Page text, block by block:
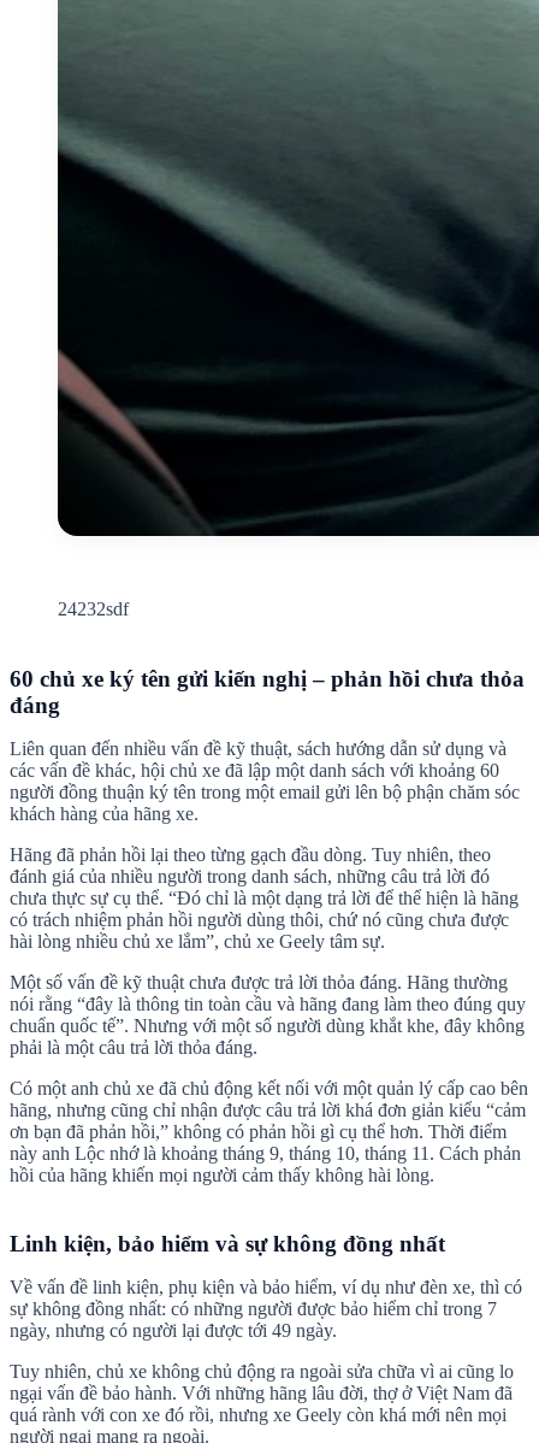
24232sdf
60 chủ xe ký tên gửi kiến nghị – phản hồi chưa thỏa
đáng
Liên quan đến nhiều vấn đề kỹ thuật, sách hướng dẫn sử dụng và
các vấn đề khác, hội chủ xe đã lập một danh sách với khoảng 60
người đồng thuận ký tên trong một email gửi lên bộ phận chăm sóc
khách hàng của hãng xe.
Hãng đã phản hồi lại theo từng gạch đầu dòng. Tuy nhiên, theo
đánh giá của nhiều người trong danh sách, những câu trả lời đó
chưa thực sự cụ thể. “Đó chỉ là một dạng trả lời để thể hiện là hãng
có trách nhiệm phản hồi người dùng thôi, chứ nó cũng chưa được
hài lòng nhiều chủ xe lắm”, chủ xe Geely tâm sự.
Một số vấn đề kỹ thuật chưa được trả lời thỏa đáng. Hãng thường
nói rằng “đây là thông tin toàn cầu và hãng đang làm theo đúng quy
chuẩn quốc tế”. Nhưng với một số người dùng khắt khe, đây không
phải là một câu trả lời thỏa đáng.
Có một anh chủ xe đã chủ động kết nối với một quản lý cấp cao bên
hãng, nhưng cũng chỉ nhận được câu trả lời khá đơn giản kiểu “cảm
ơn bạn đã phản hồi,” không có phản hồi gì cụ thể hơn. Thời điểm
này anh Lộc nhớ là khoảng tháng 9, tháng 10, tháng 11. Cách phản
hồi của hãng khiến mọi người cảm thấy không hài lòng.
Linh kiện, bảo hiểm và sự không đồng nhất
Về vấn đề linh kiện, phụ kiện và bảo hiểm, ví dụ như đèn xe, thì có
sự không đồng nhất: có những người được bảo hiểm chỉ trong 7
ngày, nhưng có người lại được tới 49 ngày.
Tuy nhiên, chủ xe không chủ động ra ngoài sửa chữa vì ai cũng lo
ngại vấn đề bảo hành. Với những hãng lâu đời, thợ ở Việt Nam đã
quá rành với con xe đó rồi, nhưng xe Geely còn khá mới nên mọi
người ngại mang ra ngoài.